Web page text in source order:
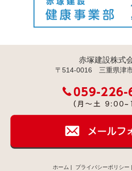
赤塚建設株式
〒514-0016 三重県津
ホーム | プライバシーポリシー |